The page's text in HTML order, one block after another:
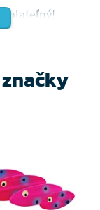
put & take